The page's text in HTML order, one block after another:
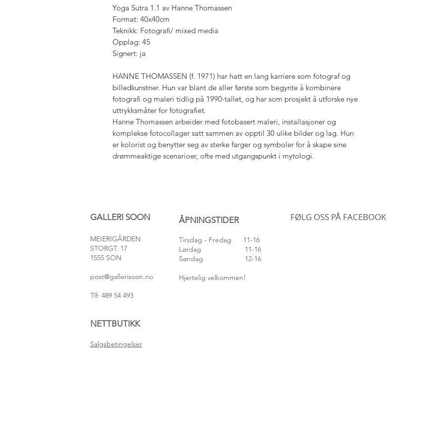
Yoga Sutra 1.1 av Hanne Thomassen
Format: 40x40cm
Teknikk: Fotografi/ mixed media
Opplag: 45
Signert: ja
HANNE THOMASSEN (f. 1971) har hatt en lang karriere som fotograf og
billedkunstner. Hun var blant de aller første som begynte å kombinere
fotografi og maleri tidlig på 1990-tallet, og har som prosjekt å utforske nye
uttrykksmåter for fotografiet.
Hanne Thomassen arbeider med fotobasert maleri, installasjoner og
komplekse fotocollager satt sammen av opptil 30 ulike bilder og lag. Hun
er kolorist og benytter seg av sterke farger og symboler for å skape sine
drømmeaktige scenarioer, ofte med utgangspunkt i mytologi.
GALLERI SOON
MEIERIGÅRDEN
STORGT. 17
1555 SON
post@gallerisoon.no
Tlf: 489 54 493
NETTBUTIKK
Salgsbetingelser
ÅPNINGSTIDER
Tirsdag - Fredag 11-16
Lørdag 11-16
Søndag 12-16
Hjertelig velkommen!
FØLG OSS PÅ FACEBOOK